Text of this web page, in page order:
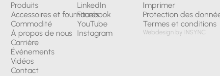
Produits
Accessoires et fournitures
Commodité
À propos de nous
Carrière
Événements
Vidéos
Contact
LinkedIn
Facebook
YouTube
Instagram
Imprimer
Protection des
Termes et conditions
Webdesign by INSYNC